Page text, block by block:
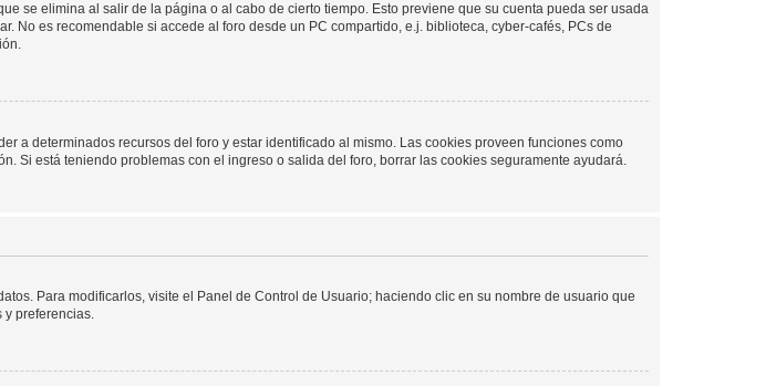
se elimina al salir de la página o al cabo de cierto tiempo. Esto previene que su cuenta pueda ser usada
es recomendable si accede al foro desde un PC compartido, e.j. biblioteca, cyber-cafés, PCs de
a determinados recursos del foro y estar identificado al mismo. Las cookies proveen funciones como
Si está teniendo problemas con el ingreso o salida del foro, borrar las cookies seguramente ayudará.
Para modificarlos, visite el Panel de Control de Usuario; haciendo clic en su nombre de usuario que
y preferencias.